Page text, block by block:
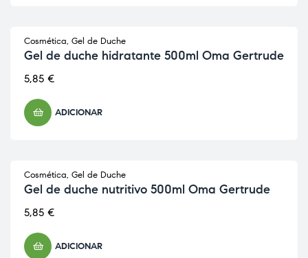
Cosmética, Gel de Duche
Gel de duche hidratante 500ml Oma Gertrude
5,85 €
ADICIONAR
Cosmética, Gel de Duche
Gel de duche nutritivo 500ml Oma Gertrude
5,85 €
ADICIONAR